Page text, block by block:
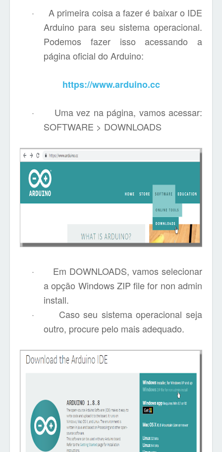
·
A primeira coisa a fazer é baixar o IDE
Arduino para seu sistema operacional.
Podemos fazer isso acessando a
página oficial do Arduino:
https://www.arduino.cc
·
Uma vez na página, vamos acessar:
SOFTWARE > DOWNLOADS
·
Em DOWNLOADS, vamos selecionar
a opção Windows ZIP file for non admin
install.
·
Caso seu sistema operacional seja
outro, procure pelo mais adequado.